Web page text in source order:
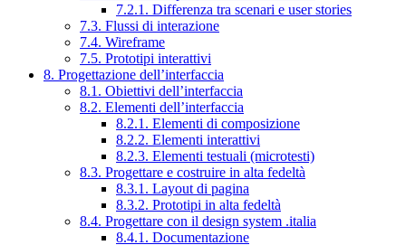
7.2.1. Differenza tra scenari e user stories
7.3. Flussi di interazione
7.4. Wireframe
7.5. Prototipi interattivi
8. Progettazione dell’interfaccia
8.1. Obiettivi dell’interfaccia
8.2. Elementi dell’interfaccia
8.2.1. Elementi di composizione
8.2.2. Elementi interattivi
8.2.3. Elementi testuali (microtesti)
8.3. Progettare e costruire in alta fedeltà
8.3.1. Layout di pagina
8.3.2. Prototipi in alta fedeltà
8.4. Progettare con il design system .italia
8.4.1. Documentazione